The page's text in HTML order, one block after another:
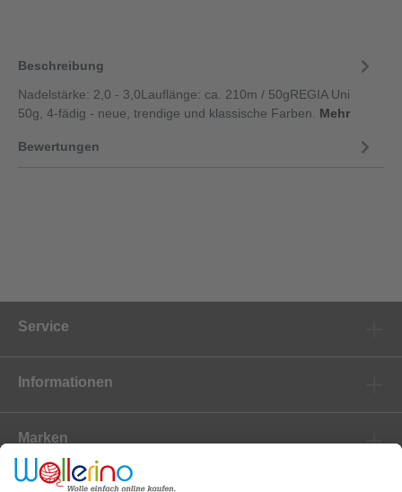
Beschreibung
Nadelstärke: 2,0 - 3,0Lauflänge: ca. 210m / 50gREGIA Uni
50g, 4-fädig - neue, trendige und klassische Farben. Mehr
Bewertungen
Service
Informationen
Marken